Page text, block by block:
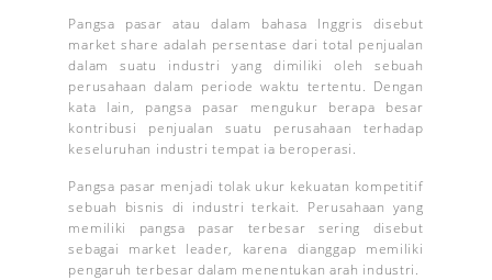
Pangsa pasar atau dalam bahasa Inggris disebut
market share adalah persentase dari total penjualan
dalam suatu industri yang dimiliki oleh sebuah
perusahaan dalam periode waktu tertentu. Dengan
kata lain, pangsa pasar mengukur berapa besar
kontribusi penjualan suatu perusahaan terhadap
keseluruhan industri tempat ia beroperasi.
Pangsa pasar menjadi tolak ukur kekuatan kompetitif
sebuah bisnis di industri terkait. Perusahaan yang
memiliki pangsa pasar terbesar sering disebut
sebagai market leader, karena dianggap memiliki
pengaruh terbesar dalam menentukan arah industri.